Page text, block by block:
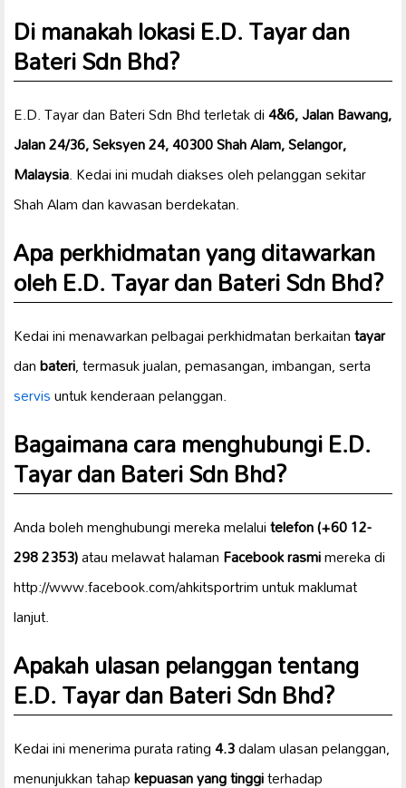
Di manakah lokasi E.D. Tayar dan
Bateri Sdn Bhd?
E.D. Tayar dan Bateri Sdn Bhd terletak di4&6, Jalan Bawang,
Jalan 24/36, Seksyen 24, 40300 Shah Alam, Selangor,
Malaysia. Kedai ini mudah diakses oleh pelanggan sekitar
Shah Alam dan kawasan berdekatan.
Apa perkhidmatan yang ditawarkan
oleh E.D. Tayar dan Bateri Sdn Bhd?
Kedai ini menawarkan pelbagai perkhidmatan berkaitantayar
danbateri, termasuk jualan, pemasangan, imbangan, serta
servisuntuk kenderaan pelanggan.
Bagaimana cara menghubungi E.D.
Tayar dan Bateri Sdn Bhd?
Anda boleh menghubungi mereka melaluitelefon (+60 12-
298 2353)atau melawat halamanFacebook rasmimereka di
http://www.facebook.com/ahkitsportrim untuk maklumat
lanjut.
Apakah ulasan pelanggan tentang
E.D. Tayar dan Bateri Sdn Bhd?
Kedai ini menerima purata rating4.3dalam ulasan pelanggan,
menunjukkan tahapkepuasan yang tinggiterhadap